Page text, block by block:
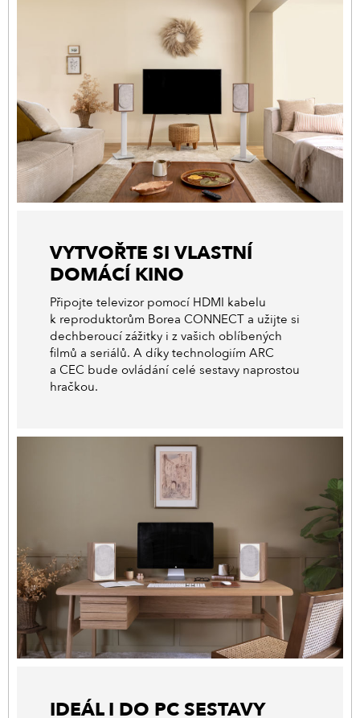
VYTVOŘTE SI VLASTNÍ
DOMÁCÍ KINO
Připojte televizor pomocí HDMI kabelu
k reproduktorům Borea CONNECT a užijte si
dechberoucí zážitky i z vašich oblíbených
filmů a seriálů. A díky technologiím ARC
a CEC bude ovládání celé sestavy naprostou
hračkou.
IDEÁL I DO PC SESTAVY